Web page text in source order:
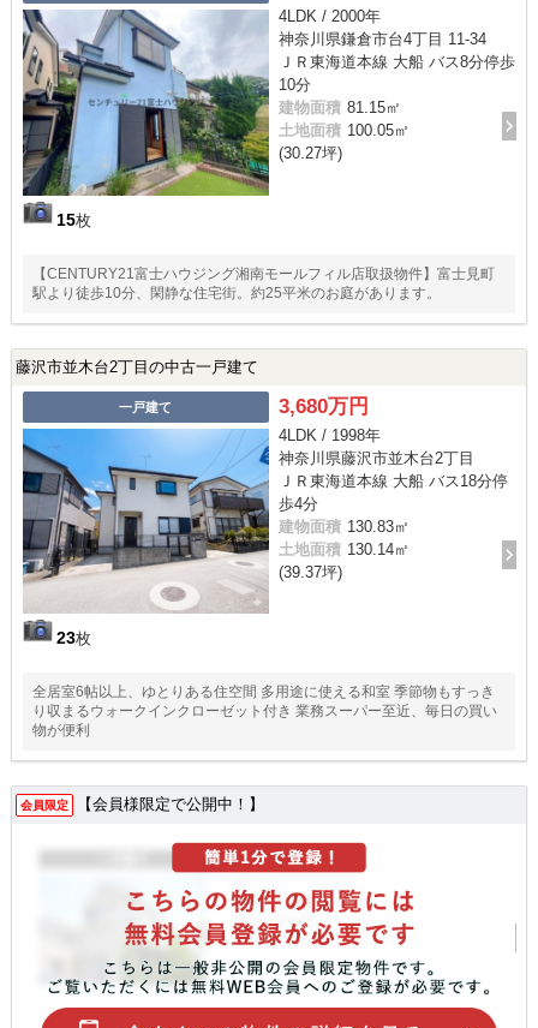
15枚
4LDK / 2000年
神奈川県鎌倉市台4丁目 11-34
ＪＲ東海道本線 大船 バス8分停歩
10分
建物面積 81.15㎡
土地面積 100.05㎡
(30.27坪)
【CENTURY21富士ハウジング湘南モールフィル店取扱物件】富士見町
駅より徒歩10分、閑静な住宅街。約25平米のお庭があります。
藤沢市並木台2丁目の中古一戸建て
一戸建て
23枚
3,680万円
4LDK / 1998年
神奈川県藤沢市並木台2丁目
ＪＲ東海道本線 大船 バス18分停
歩4分
建物面積 130.83㎡
土地面積 130.14㎡
(39.37坪)
全居室6帖以上、ゆとりある住空間 多用途に使える和室 季節物もすっき
り収まるウォークインクローゼット付き 業務スーパー至近、毎日の買い
物が便利
会員限定 【会員様限定で公開中！】